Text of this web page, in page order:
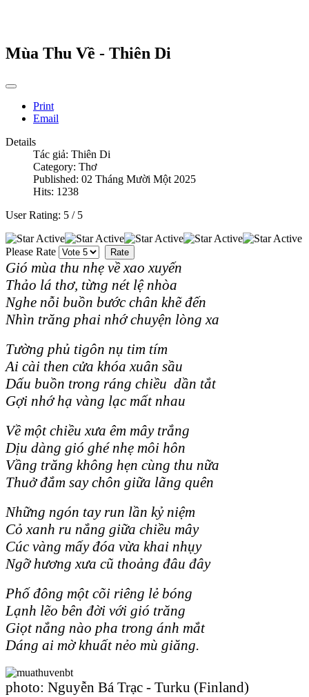
Mùa Thu Về - Thiên Di
Print
Email
Details
Tác giả: Thiên Di
Category: Thơ
Published: 02 Tháng Mười Một 2025
Hits: 1238
User Rating: 5 / 5
Please Rate
Gió mùa thu nhẹ về xao xuyến
Thảo lá thơ, từng nét lệ nhòa
Nghe nỗi buồn bước chân khẽ đến
Nhìn trăng phai nhớ chuyện lòng xa
Tường phủ tigôn nụ tim tím
Ai cài then cửa khóa xuân sầu
Dấu buồn trong ráng chiều dần tắt
Gợi nhớ hạ vàng lạc mất nhau
Về một chiều xưa êm mây trắng
Dịu dàng gió ghé nhẹ môi hôn
Vầng trăng không hẹn cùng thu nữa
Thuở đắm say chôn giữa lãng quên
Những ngón tay run lần kỷ niệm
Cỏ xanh ru nắng giữa chiều mây
Cúc vàng mấy đóa vừa khai nhụy
Ngỡ hương xưa cũ thoảng đâu đây
Phố đông một cõi riêng lẻ bóng
Lạnh lẽo bên đời với gió trăng
Giọt nắng nào pha trong ánh mắt
Dáng ai mờ khuất nẻo mù giăng.
photo: Nguyễn Bá Trạc - Turku (Finland)